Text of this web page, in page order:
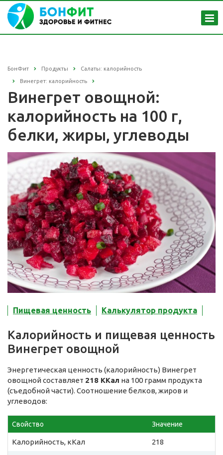
БонФит Продукты Салаты: калорийность
Винегрет: калорийность
Винегрет овощной:
калорийность на 100 г,
белки, жиры, углеводы
Пищевая ценность Калькулятор продукта
Калорийность и пищевая ценность
Винегрет овощной
Энергетическая ценность (калорийность) Винегрет
овощной составляет 218 ККал на 100 грамм продукта
(съедобной части). Соотношение белков, жиров и
углеводов:
Свойство Значение
Калорийность, кКал 218